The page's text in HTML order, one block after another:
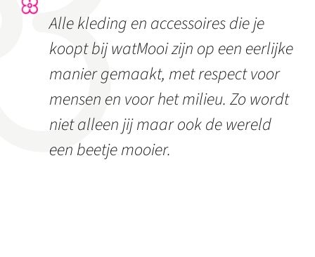
Alle kleding en accessoires die je
koopt bij watMooi zijn op een eerlijke
manier gemaakt, met respect voor
mensen en voor het milieu. Zo wordt
niet alleen jij maar ook de wereld
een beetje mooier.